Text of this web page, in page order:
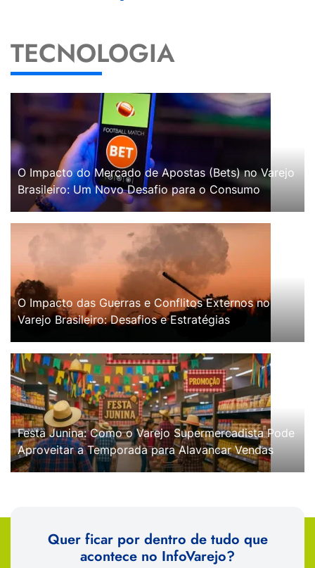
TECNOLOGIA
O Impacto do Mercado de Apostas (Bets) no Varejo
Brasileiro: Um Novo Desafio para o Consumo
O Impacto das Guerras e Conflitos Externos no
Varejo Brasileiro: Desafios e Estratégias
Festa Junina: Como o Varejo Supermercadista Pode
Aproveitar a Temporada para Alavancar Vendas
Quer ficar por dentro de tudo que
acontece no InfoVarejo?